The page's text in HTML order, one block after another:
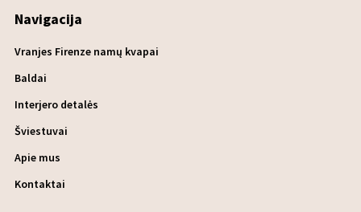
Navigacija
Vranjes Firenze namų kvapai
Baldai
Interjero detalės
Šviestuvai
Apie mus
Kontaktai